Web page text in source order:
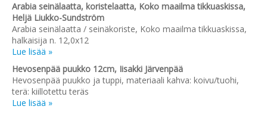
Arabia seinälaatta, koristelaatta, Koko maailma tikkuaskissa,
Heljä Liukko-Sundström
Arabia seinälaatta / seinäkoriste, Koko maailma tikkuaskissa,
halkaisija n. 12,0x12
Lue lisää »
Hevosenpää puukko 12cm, Iisakki Järvenpää
Hevosenpää puukko ja tuppi, materiaali kahva: koivu/tuohi,
terä: kiillotettu teräs
Lue lisää »